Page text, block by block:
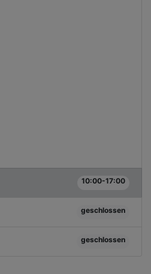
10:00-17:00
geschlossen
geschlossen